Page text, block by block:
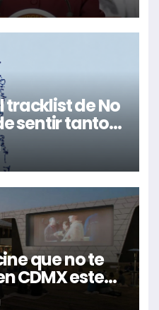
tracklist de No
sentir tanto:
y más
al álbum
que no te
CDMX este